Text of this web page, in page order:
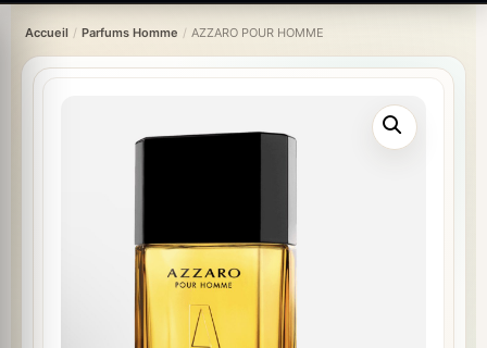
Accueil / Parfums Homme / AZZARO POUR HOMME